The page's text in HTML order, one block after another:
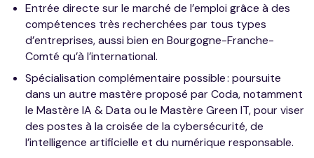
Entrée directe sur le marché de l’emploi grâce à des
compétences très recherchées par tous types
d’entreprises, aussi bien en Bourgogne-Franche-
Comté qu’à l’international.
Spécialisation complémentaire possible : poursuite
dans un autre mastère proposé par Coda, notamment
le Mastère IA & Data ou le Mastère Green IT, pour viser
des postes à la croisée de la cybersécurité, de
l’intelligence artificielle et du numérique responsable.